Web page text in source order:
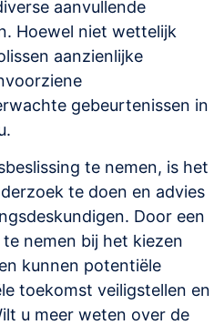
aanvullende
Hoewel niet wettelijk
aanzienlijke
gebeurtenissen in
te nemen, is het
te doen en advies
Door een
nemen bij het kiezen
kunnen potentiële
toekomst veiligstellen en
u meer weten over de